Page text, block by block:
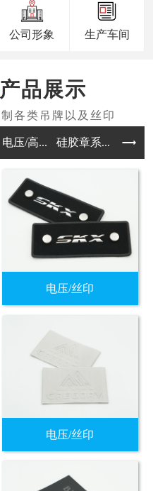
公司形象 生产车间
产品展示
电压/高... 硅胶章系... 印刷
电压/丝印
电压/丝印